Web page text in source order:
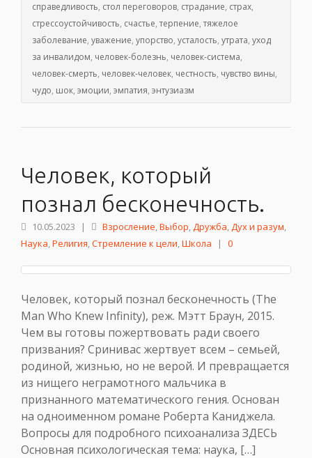
справедливость, стол переговоров, страдание, страх,
стрессоустойчивость, счастье,терпение,тяжелое
заболевание, уважение, упорство, усталость, утрата, уход
за инвалидом, человек-болезнь, человек-система,
человек-смерть, человек-человек, честность, чувство вины,
чудо, шок, эмоции, эмпатия, энтузиазм
Человек, который
познал бесконечность.
10.05.2023 | Взросление,Выбор,Дружба,Дух и разум,
Наука,Религия,Стремление к цели,Школа | 0
Человек, который познал бесконечность (The
Man Who Knew Infinity), реж. Мэтт Браун, 2015.
Чем вы готовы пожертвовать ради своего
призвания? Сринивас жертвует всем – семьей,
родиной, жизнью, но не верой. И превращается
из нищего неграмотного мальчика в
признанного математического гения. Основан
на одноименном романе Роберта Каниджела.
Вопросы для подробного психоанализа ЗДЕСЬ
Основная психологическая тема: наука, […]